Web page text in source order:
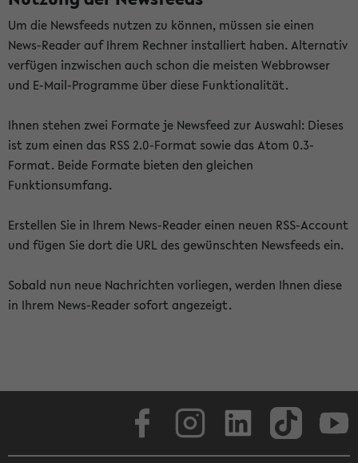
Um die Newsfeeds nutzen zu können, müssen sie einen
News-Reader auf Ihrem Rechner installiert haben. Alternativ
verfügen inzwischen auch schon die meisten Webbrowser
und E-Mail-Programme über diese Funktionalität.
Ihnen stehen zwei Formate je Newsfeed zur Auswahl: Dieses
ist zum einen das RSS 2.0-Format sowie das Atom 0.3-
Format. Beide Formate bieten den gleichen
Funktionsumfang.
Erstellen Sie in Ihrem News-Reader einen neuen RSS-Account
und fügen Sie dort die URL des gewünschten Newsfeeds ein.
Sobald nun neue Nachrichten vorliegen, werden Ihnen diese
in Ihrem News-Reader sofort angezeigt.